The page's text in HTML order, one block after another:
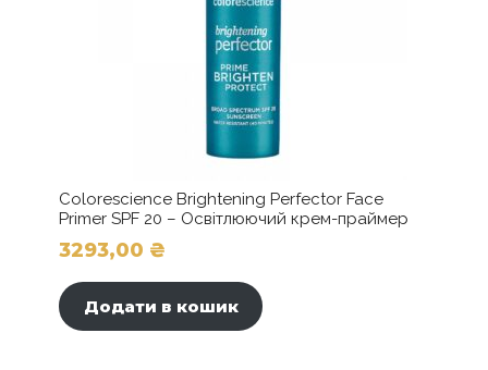
Colorescience Brightening Perfector Face
Primer SPF 20 – Освітлюючий крем-праймер
3293,00 ₴
Додати в кошик